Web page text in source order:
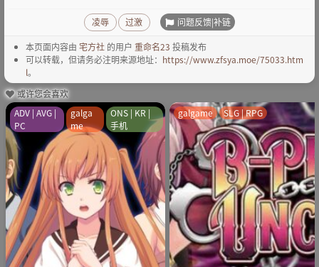
凌辱 过激 问题反馈|补链
本页面内容由 宅方社 的用户 重命名23 投稿发布
可以转载，但请务必注明来源地址： https://www.zfsya.moe/75033.htm
l。
或许您会喜欢
ADV | AVG |
PC
galga
me
ONS | KR |
手机
galgame SLG | RPG